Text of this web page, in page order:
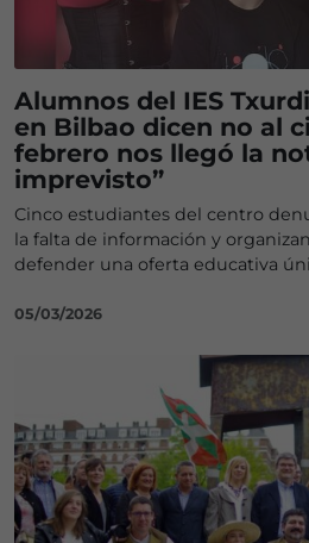
Alumnos del IES
en Bilbao dicen no al
febrero nos llegó la
imprevisto”
Cinco estudiantes del centro
la falta de información y
defender una oferta educativa
05/03/2026